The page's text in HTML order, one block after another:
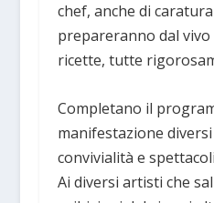
chef, anche di
prepareranno dal
ricette, tutte
Completano il
manifestazione
convivialità e
Ai diversi artisti che